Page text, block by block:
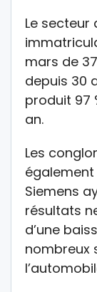
Le secteur
mars de
depuis 30
produit 97
an.
Les
également
Siemens
résultats
d’une
nombreux